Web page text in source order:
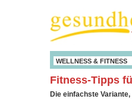
WELLNESS & FITNESS
Fitness-Tipps
Die einfachste